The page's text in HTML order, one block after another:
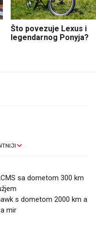
Što povezuje Lexus i
legendarnog Ponyja?
sa dometom 300 km
s dometom 2000 km a
mir